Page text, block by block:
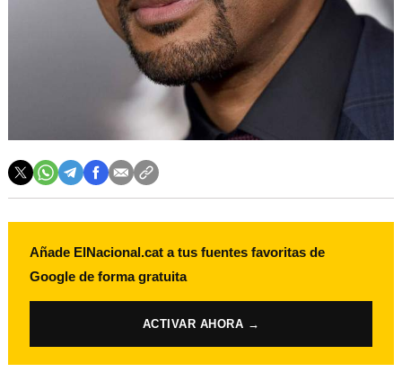
Añade ElNacional.cat a tus fuentes favoritas de
Google de forma gratuita
ACTIVAR AHORA →